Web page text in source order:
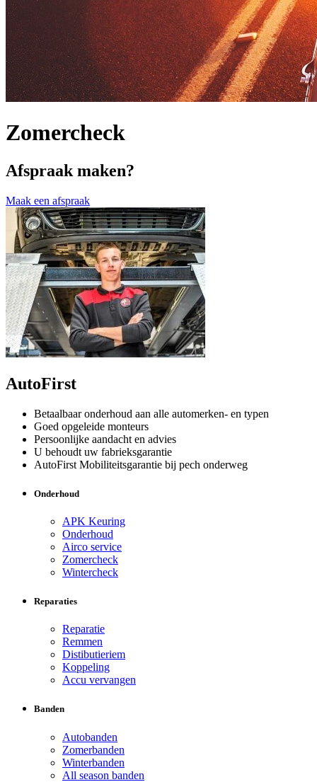
Zomercheck
Afspraak maken?
Maak een afspraak
AutoFirst
Betaalbaar onderhoud aan alle automerken- en typen
Goed opgeleide monteurs
Persoonlijke aandacht en advies
U behoudt uw fabrieksgarantie
AutoFirst Mobiliteitsgarantie bij pech onderweg
Onderhoud
APK Keuring
Onderhoud
Airco service
Zomercheck
Wintercheck
Reparaties
Reparatie
Remmen
Distibutieriem
Koppeling
Accu vervangen
Banden
Autobanden
Zomerbanden
Winterbanden
All season banden